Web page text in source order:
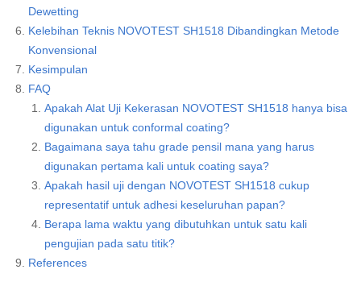
Dewetting
Kelebihan Teknis NOVOTEST SH1518 Dibandingkan Metode
Konvensional
Kesimpulan
FAQ
Apakah Alat Uji Kekerasan NOVOTEST SH1518 hanya bisa
digunakan untuk conformal coating?
Bagaimana saya tahu grade pensil mana yang harus
digunakan pertama kali untuk coating saya?
Apakah hasil uji dengan NOVOTEST SH1518 cukup
representatif untuk adhesi keseluruhan papan?
Berapa lama waktu yang dibutuhkan untuk satu kali
pengujian pada satu titik?
References